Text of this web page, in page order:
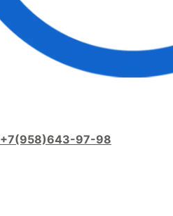
+7(958)643-97-98